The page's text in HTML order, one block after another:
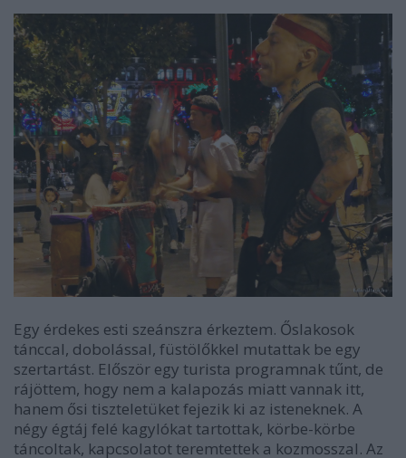
Egy érdekes esti szeánszra érkeztem. Őslakosok
tánccal, dobolással, füstölőkkel mutattak be egy
szertartást. Először egy turista programnak tűnt, de
rájöttem, hogy nem a kalapozás miatt vannak itt,
hanem ősi tiszteletüket fejezik ki az isteneknek. A
négy égtáj felé kagylókat tartottak, körbe-körbe
táncoltak, kapcsolatot teremtettek a kozmosszal. Az